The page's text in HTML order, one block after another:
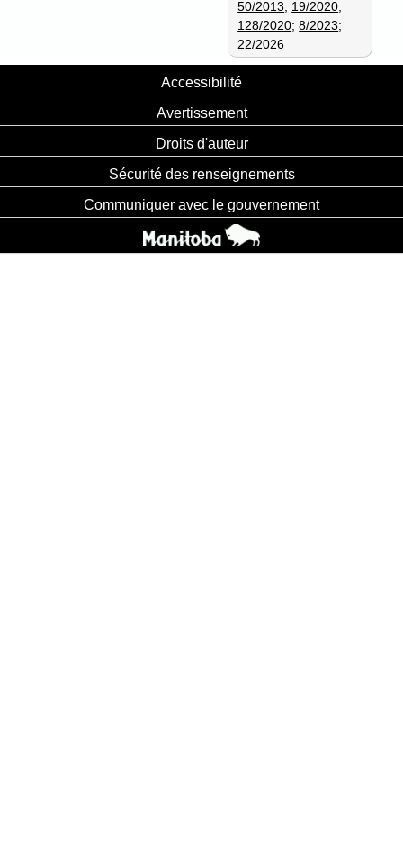
50/2013; 19/2020;
128/2020;8/2023;
22/2026
Accessibilité
Avertissement
Droits d'auteur
Sécurité des renseignements
Communiquer avec le gouvernement